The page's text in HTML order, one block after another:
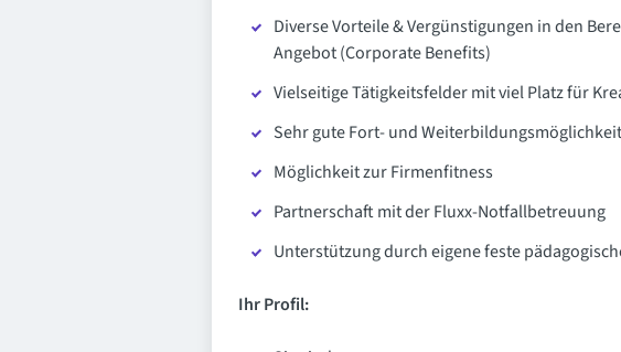
Diverse Vorteile & Vergünstigungen in den
Angebot (Corporate Benefits)
Vielseitige Tätigkeitsfelder mit viel Platz für
Sehr gute Fort- und
Möglichkeit zur Firmenfitness
Partnerschaft mit der Fluxx-Notfallbetreuung
Unterstützung durch eigene feste
Ihr Profil: